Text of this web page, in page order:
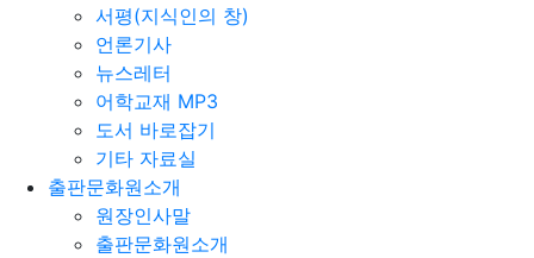
서평(지식인의 창)
언론기사
뉴스레터
어학교재 MP3
도서 바로잡기
기타 자료실
출판문화원소개
원장인사말
출판문화원소개